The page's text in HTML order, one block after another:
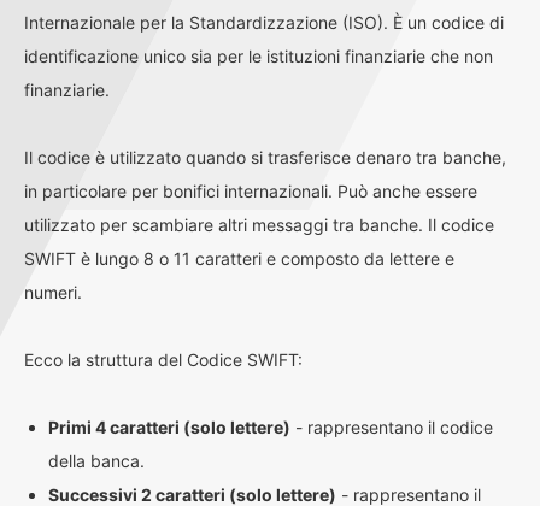
Internazionale per la Standardizzazione (ISO). È un codice di
identificazione unico sia per le istituzioni finanziarie che non
finanziarie.
Il codice è utilizzato quando si trasferisce denaro tra banche,
in particolare per bonifici internazionali. Può anche essere
utilizzato per scambiare altri messaggi tra banche. Il codice
SWIFT è lungo 8 o 11 caratteri e composto da lettere e
numeri.
Ecco la struttura del Codice SWIFT:
Primi 4 caratteri (solo lettere) - rappresentano il codice
della banca.
Successivi 2 caratteri (solo lettere) - rappresentano il